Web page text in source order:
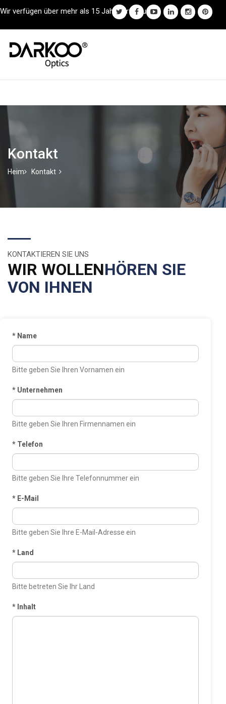
Wir verfügen über mehr als 15 Jahre Erfahrung.
Kontakt
Heim Kontakt
KONTAKTIEREN SIE UNS
WIR WOLLENHÖREN SIE
VON IHNEN
* Name
Bitte geben Sie Ihren Vornamen ein
* Unternehmen
Bitte geben Sie Ihren Firmennamen ein
* Telefon
Bitte geben Sie Ihre Telefonnummer ein
* E-Mail
Bitte geben Sie Ihre E-Mail-Adresse ein
* Land
Bitte betreten Sie Ihr Land
* Inhalt